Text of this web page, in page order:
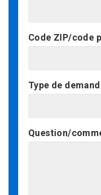
Code ZIP/code
Type de
Question/